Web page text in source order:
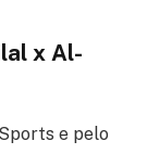
x Al-
e pelo